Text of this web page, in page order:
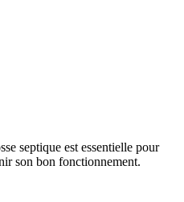
septique est essentielle pour
son bon fonctionnement.